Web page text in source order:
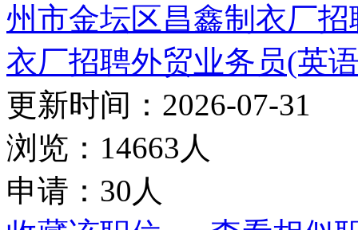
州市金坛区昌鑫制衣厂招
衣厂招聘外贸业务员(英
更新时间：2026-07-31
浏览：14663人
申请：30人